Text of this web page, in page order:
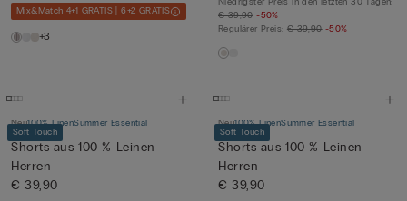
Mix&Match 4+1 GRATIS | 6+2 GRATIS
+3
Niedrigster Preis in den letzten 30 Tagen:
€ 39,90 -50%
Regulärer Preis: € 39,90 -50%
Soft Touch
Neu100% LinenSummer Essential
Shorts aus 100 % Leinen
Herren
€ 39,90
Soft Touch
Neu100% LinenSummer Essential
Shorts aus 100 % Leinen
Herren
€ 39,90